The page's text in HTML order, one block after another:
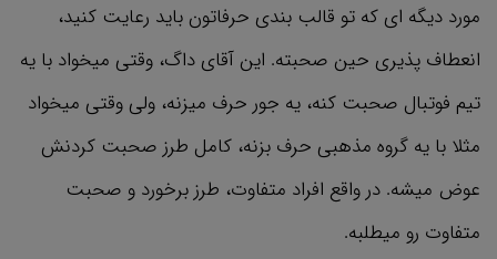
مورد دیگه ای که تو قالب بندی حرفاتون باید رعایت کنید،
انعطاف پذیری حین صحبته. این آقای داگ، وقتی میخواد با یه
تیم فوتبال صحبت کنه، یه جور حرف میزنه، ولی وقتی میخواد
مثلا با یه گروه مذهبی حرف بزنه، کامل طرز صحبت کردنش
عوض میشه. در واقع افراد متفاوت، طرز برخورد و صحبت
متفاوت رو میطلبه.